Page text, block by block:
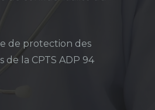
de protection des
de la CPTS ADP 94